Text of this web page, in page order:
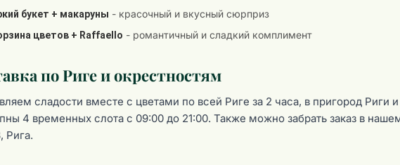
букет + макаруны - красочный и вкусный сюрприз
цветов + Raffaello - романтичный и сладкий комплимент
по Риге и окрестностям
сладости вместе с цветами по всей Риге за 2 часа, в пригород Риги
4 временных слота с 09:00 до 21:00. Также можно забрать заказ в
Рига.